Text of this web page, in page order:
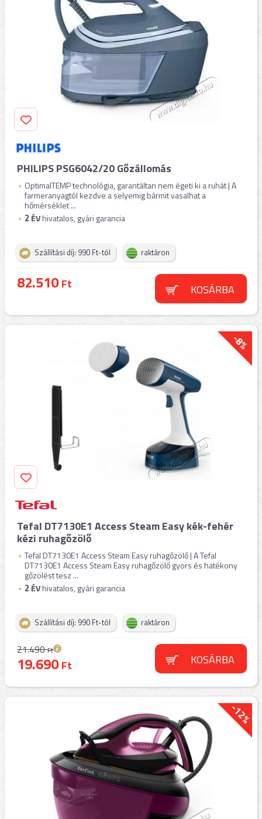
PHILIPS PSG6042/20 Gőzállomás
OptimalTEMP technológia, garantáltan nem égeti ki a ruhát | A
farmeranyagtól kezdve a selyemig bármit vasalhat a
hőmérséklet ...
2 ÉVhivatalos, gyári garancia
Szállítási díj: 990 Ft-tól raktáron
82.510Ft KOSÁRBA
-8%
Tefal DT7130E1 Access Steam Easy kék-fehér
kézi ruhagőzölő
Tefal DT7130E1 Access Steam Easy ruhagőzölő | A Tefal
DT7130E1 Access Steam Easy ruhagőzölő gyors és hatékony
gőzölést tesz ...
2 ÉVhivatalos, gyári garancia
Szállítási díj: 990 Ft-tól raktáron
21.490Ft
19.690Ft KOSÁRBA
-12%